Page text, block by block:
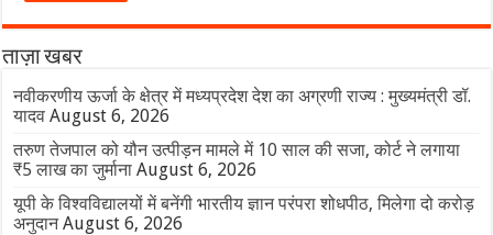
ताज़ा खबर
नवीकरणीय ऊर्जा के क्षेत्र में मध्यप्रदेश देश का अग्रणी राज्य : मुख्यमंत्री डॉ.
यादव August 6, 2026
तरुण तेजपाल को यौन उत्पीड़न मामले में 10 साल की सजा, कोर्ट ने लगाया
₹5 लाख का जुर्माना August 6, 2026
यूपी के विश्वविद्यालयों में बनेंगी भारतीय ज्ञान परंपरा शोधपीठ, मिलेगा दो करोड़
अनुदान August 6, 2026